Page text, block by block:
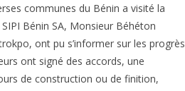
communes du Bénin a visité la
Bénin SA, Monsieur Béhéton
ont pu s’informer sur les progrès
ont signé des accords, une
de construction ou de finition,